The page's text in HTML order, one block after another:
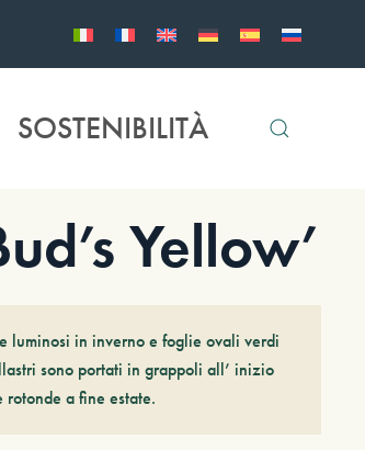
SOSTENIBILITÀ
Yellow’
luminosi in inverno e foglie ovali verdi
sono portati in grappoli all’ inizio
rotonde a fine estate.